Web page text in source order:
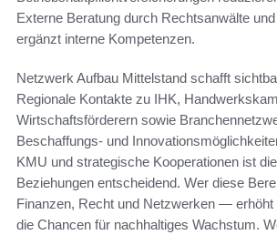
Externe Beratung durch Rechtsanwälte
ergänzt interne Kompetenzen.
Netzwerk Aufbau Mittelstand schafft
Regionale Kontakte zu IHK,
Wirtschaftsförderern sowie
Beschaffungs- und
KMU und strategische Kooperationen ist
Beziehungen entscheidend. Wer diese
Finanzen, Recht und Netzwerken — erhöht
die Chancen für nachhaltiges Wachstum.